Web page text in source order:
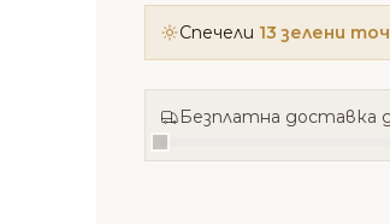
Спечели 13 зелени
Безплатна доставка